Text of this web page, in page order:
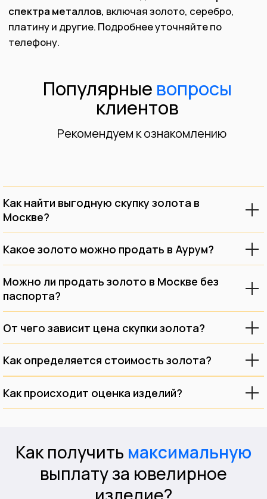
Как найти выгодную скупку золота в
Москве?
Какое золото можно продать в Аурум?
Можно ли продать золото в Москве без
паспорта?
От чего зависит цена скупки золота?
Как определяется стоимость золота?
Как происходит оценка изделий?